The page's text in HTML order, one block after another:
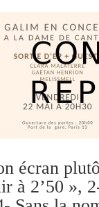
écran
à 2’50 »,